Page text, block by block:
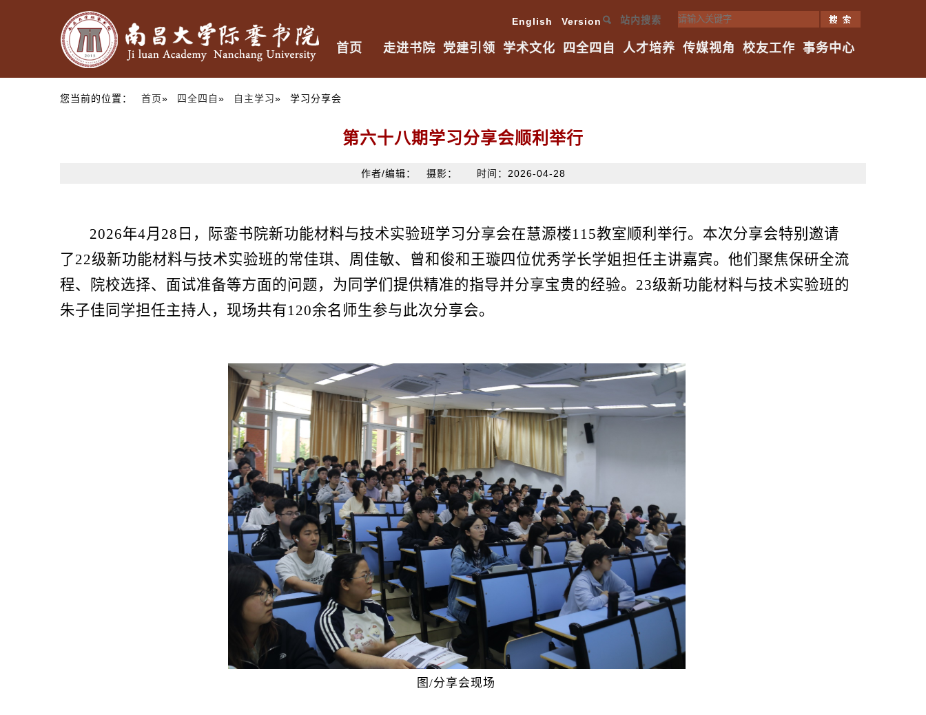
English Version 站内搜索
首页 走进书院 党建引领 学术文化 四全四自 人才培养 传媒视角 校友工作 事务中心
您当前的位置： 首页» 四全四自» 自主学习» 学习分享会
第六十八期学习分享会顺利举行
作者/编辑： 摄影： 时间：2026-04-28
2026年4月28日，际銮书院新功能材料与技术实验班学习分享会在慧源楼115教室顺利举行。本次分享会特别邀请
了22级新功能材料与技术实验班的常佳琪、周佳敏、曾和俊和王璇四位优秀学长学姐担任主讲嘉宾。他们聚焦保研全流
程、院校选择、面试准备等方面的问题，为同学们提供精准的指导并分享宝贵的经验。23级新功能材料与技术实验班的
朱子佳同学担任主持人，现场共有120余名师生参与此次分享会。
图/分享会现场